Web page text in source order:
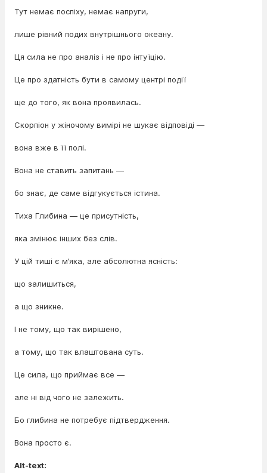
Тут немає поспіху, немає напруги,
лише рівний подих внутрішнього океану.
Ця сила не про аналіз і не про інтуїцію.
Це про здатність бути в самому центрі події
ще до того, як вона проявилась.
Скорпіон у жіночому вимірі не шукає відповіді —
вона вже в її полі.
Вона не ставить запитань —
бо знає, де саме відгукується істина.
Тиха Глибина — це присутність,
яка змінює інших без слів.
У цій тиші є м’яка, але абсолютна ясність:
що залишиться,
а що зникне.
І не тому, що так вирішено,
а тому, що так влаштована суть.
Це сила, що приймає все —
але ні від чого не залежить.
Бо глибина не потребує підтвердження.
Вона просто є.
Alt-text: